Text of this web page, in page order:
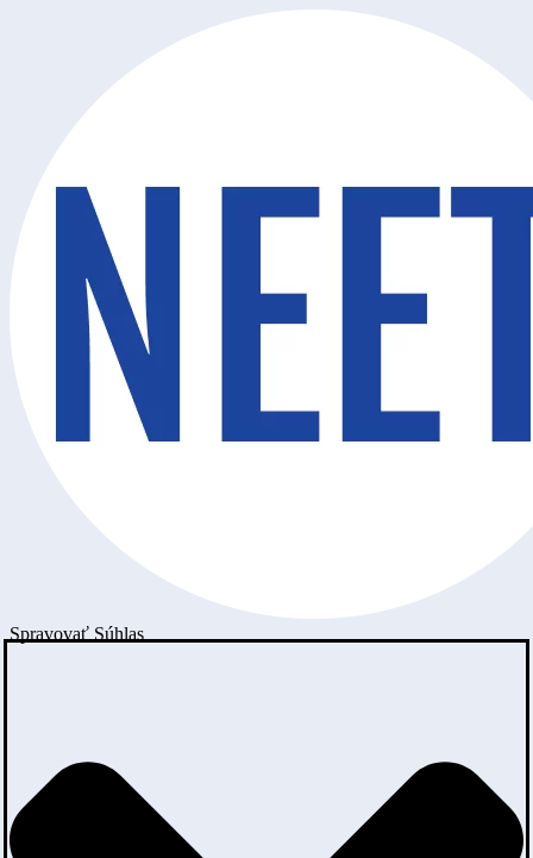
Spravovať Súhlas